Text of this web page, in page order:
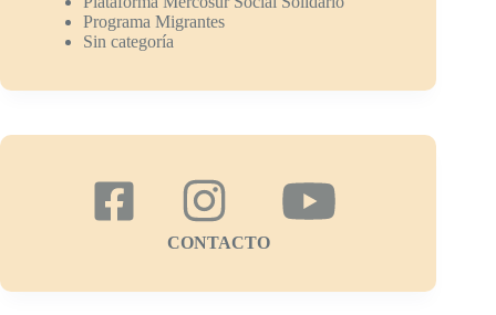
Programa Migrantes
Sin categoría
CONTACTO